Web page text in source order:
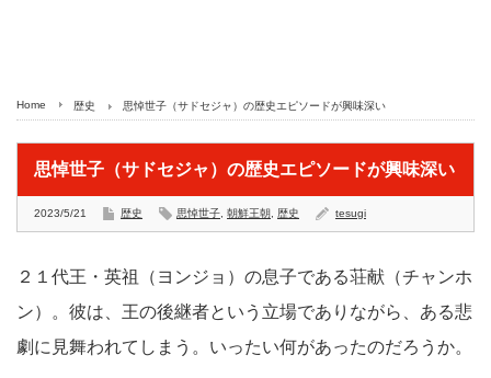
Home 歴史 思悼世子（サドセジャ）の歴史エピソードが興味深い
思悼世子（サドセジャ）の歴史エピソードが興味深い
2023/5/21 歴史 思悼世子 朝鮮王朝 歴史 tesugi
２１代王・英祖（ヨンジョ）の息子である荘献（チャンホ
ン）。彼は、王の後継者という立場でありながら、ある悲
劇に見舞われてしまう。いったい何があったのだろうか。